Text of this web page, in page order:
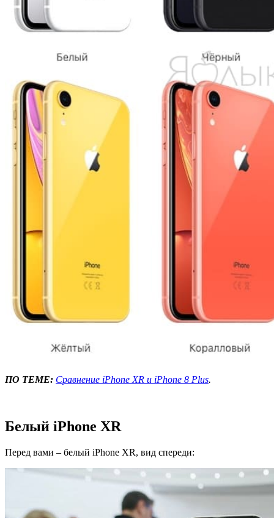
ПО ТЕМЕ: Сравнение iPhone XR и iPhone 8 Plus.
Белый iPhone XR
Перед вами – белый iPhone XR, вид спереди: